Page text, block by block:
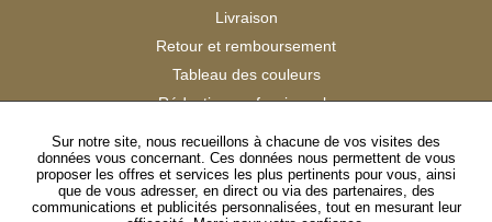
Livraison
Retour et remboursement
Tableau des couleurs
Réduction professionnels
Catalogues
Satisfaction Clients
SUIVEZ-NOUS
Sur notre site, nous recueillons à chacune de vos visites des
données vous concernant. Ces données nous permettent de vous
proposer les offres et services les plus pertinents pour vous, ainsi
que de vous adresser, en direct ou via des partenaires, des
communications et publicités personnalisées, tout en mesurant leur